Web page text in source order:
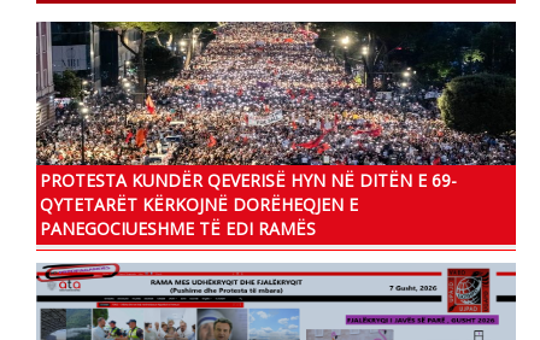
PROTESTA KUNDËR QEVERISË HYN NË DITËN E 69-
QYTETARËT KËRKOJNË DORËHEQJEN E
PANEGOCIUESHME TË EDI RAMËS